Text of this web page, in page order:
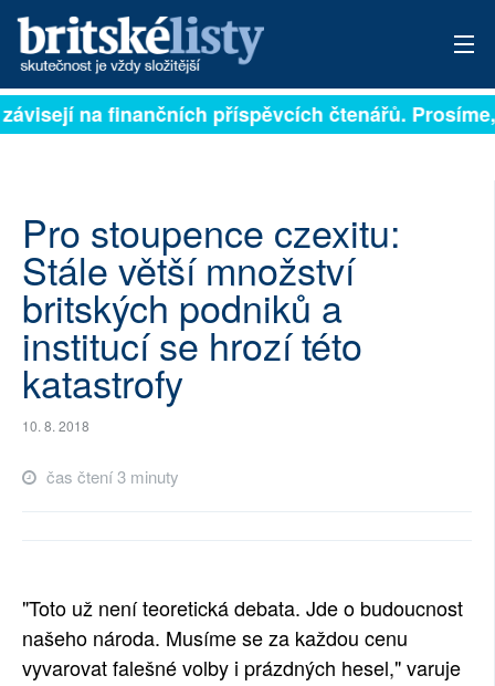
PŘIHLÁSIT
ARCHIV
ROZHOVORY
TÉMATA
NEJČTENĚJŠÍ ZA 7 DNÍ
AUTOŘI
PŘÍSPĚVKY NA PROVOZ
na finančních příspěvcích čtenářů.
Pro stoupence czexitu:
Stále větší množství
britských podniků a
institucí se hrozí této
katastrofy
10. 8. 2018
čas čtení 3 minuty
"Toto už není teoretická debata. Jde o budoucnost
našeho národa. Musíme se za každou cenu
vyvarovat falešné volby i prázdných hesel," varuje